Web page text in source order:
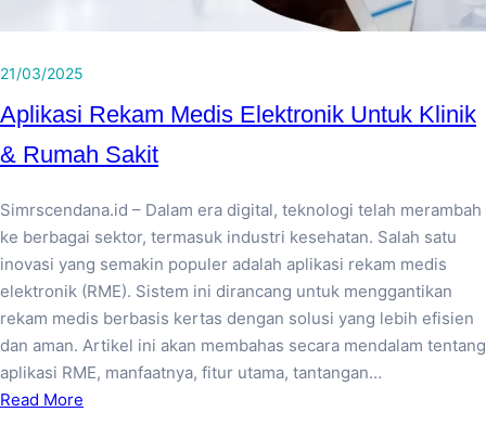
21/03/2025
Aplikasi Rekam Medis Elektronik Untuk Klinik
& Rumah Sakit
Simrscendana.id – Dalam era digital, teknologi telah merambah
ke berbagai sektor, termasuk industri kesehatan. Salah satu
inovasi yang semakin populer adalah aplikasi rekam medis
elektronik (RME). Sistem ini dirancang untuk menggantikan
rekam medis berbasis kertas dengan solusi yang lebih efisien
dan aman. Artikel ini akan membahas secara mendalam tentang
aplikasi RME, manfaatnya, fitur utama, tantangan…
Read More